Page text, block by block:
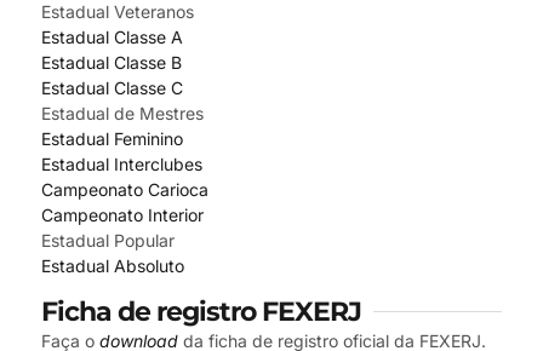
Estadual Veteranos
Estadual Classe A
Estadual Classe B
Estadual Classe C
Estadual de Mestres
Estadual Feminino
Estadual Interclubes
Campeonato Carioca
Campeonato Interior
Estadual Popular
Estadual Absoluto
Ficha de registro FEXERJ
Faça o download da ficha de registro oficial da FEXERJ.